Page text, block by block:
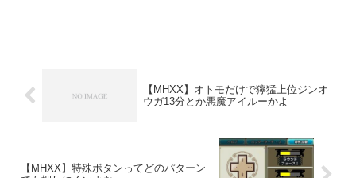
【MHXX】オトモだけで獰猛上位ジンオ
ウガ13分とか悪魔アイルーかよ
【MHXX】特殊ボタンってどのパターン